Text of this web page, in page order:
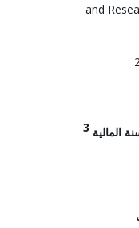
and
المالية 3